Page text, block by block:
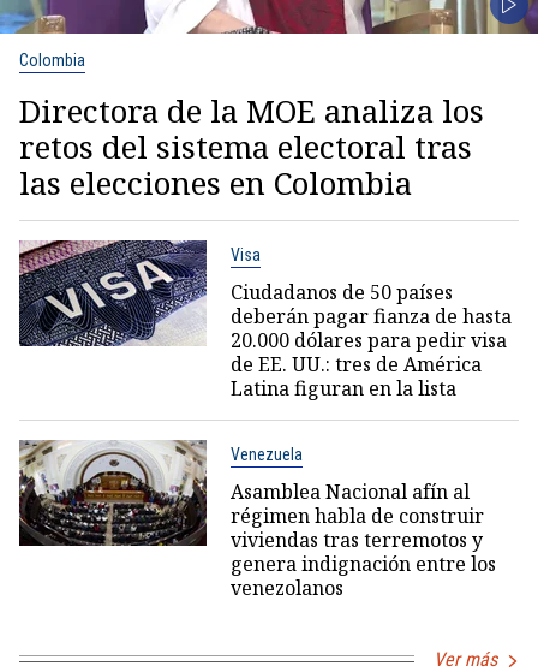
Colombia
Directora de la MOE analiza los
retos del sistema electoral tras
las elecciones en Colombia
Visa
Ciudadanos de 50 países
deberán pagar fianza de hasta
20.000 dólares para pedir visa
de EE. UU.: tres de América
Latina figuran en la lista
Venezuela
Asamblea Nacional afín al
régimen habla de construir
viviendas tras terremotos y
genera indignación entre los
venezolanos
Ver más